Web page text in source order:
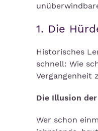
1. Die
Historisches
schnell: Wie
Vergangenheit
Die Illusion
Wer schon